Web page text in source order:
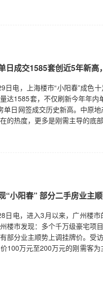
日成交1585套创近5年新
日电，上海楼市“小阳春”成色
达1585套，不仅刷新今年年
单日网签成交历史新高。中原
的热度，更多是刚需主导的底
“小阳春” 部分二手房业主
日电，进入3月以来，广州楼
楼市发现：多个千万级豪宅项
部分业主顺势上调挂牌价。受
100万元至200万元的刚需客